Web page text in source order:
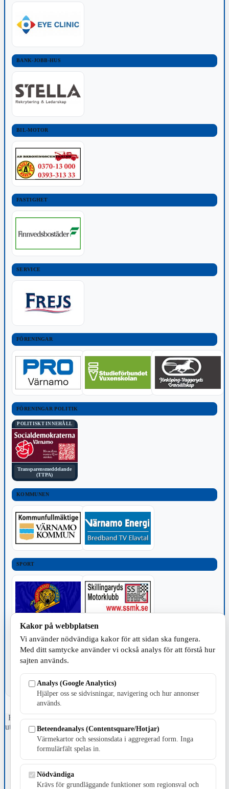
BANK-JOBB-HUS
BIL-MOTOR
FASTIGHET
SERVICE
FÖRENINGAR
FÖRENINGAR POLITIK
POLITISKT INNEHÅLL
Transparensmeddelande
(TTPA)
KOMMUNEN
SPORT
Fristående webbtidningsföretag grundat 1991 som sedan 2002 ger
ut tidningen Skillingaryd.nu och 2010 lanserades Värnamo.nu. Från
april 2026 omfattar Skillingaryd.nu tre kommuner: Gnosjö,
Värnamo och Vaggeryds kommun.
Kontakta oss
E-post: redaktionen@skillingaryd.nu
Postadress: Gisslaköp 1, 568 92 Skillingaryd
Kakor på webbplatsen
Vi använder nödvändiga kakor för att sidan ska fungera.
Med ditt samtycke använder vi också analys för att förstå hur
sajten används.
Analys (Google Analytics)
Hjälper oss se sidvisningar, navigering och hur annonser
används.
Beteendeanalys (Contentsquare/Hotjar)
Värmekartor och sessionsdata i aggregerad form. Inga
formulärfält spelas in.
Nödvändiga
Krävs för grundläggande funktioner som regionsval och